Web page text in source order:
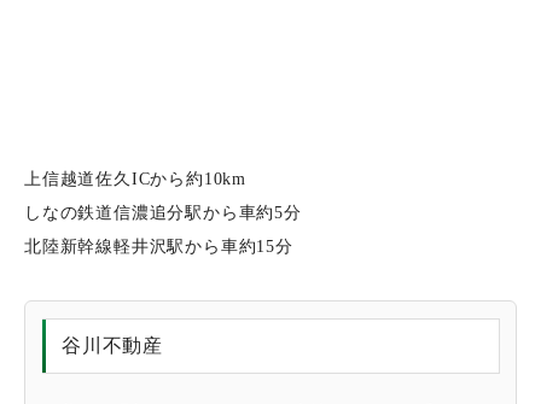
上信越道佐久ICから約10km
しなの鉄道信濃追分駅から車約5分
北陸新幹線軽井沢駅から車約15分
谷川不動産